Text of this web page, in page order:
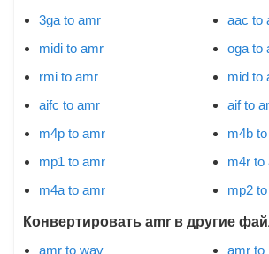
3ga to amr
midi to amr
rmi to amr
aifc to amr
m4p to amr
mp1 to amr
m4a to amr
aac to
oga to
mid to
aif to
m4b
m4r to
mp2
Конвертировать amr в другие
amr to wav
amr to